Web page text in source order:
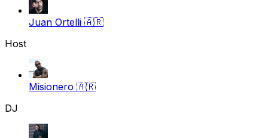
Juan Ortelli 🇦🇷
Host
Misionero 🇦🇷
DJ